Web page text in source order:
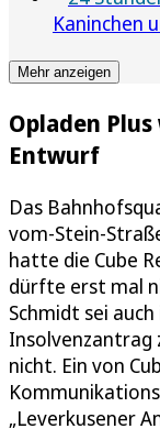
Kaninchen
Mehr anzeigen
Opladen
Entwurf
Das
vom-Stein-
hatte die Cube
dürfte erst mal
Schmidt sei
Insolvenzantrag
nicht. Ein von
„Leverkusener